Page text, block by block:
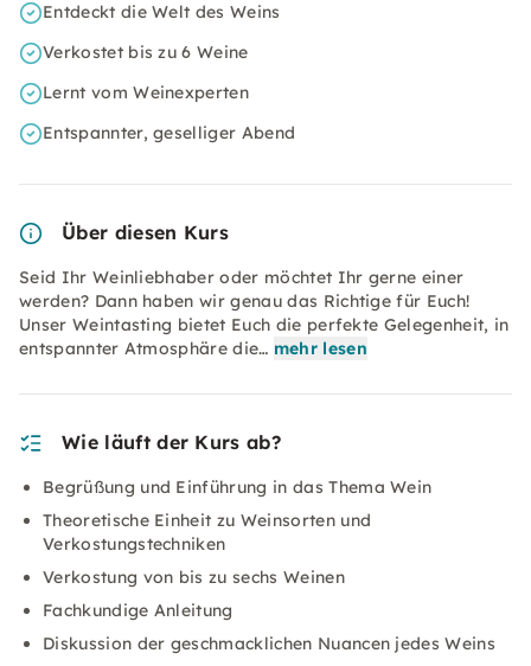
Entdeckt die Welt des Weins
Verkostet bis zu 6 Weine
Lernt vom Weinexperten
Entspannter, geselliger Abend
Über diesen Kurs
Seid Ihr Weinliebhaber oder möchtet Ihr gerne einer
werden? Dann haben wir genau das Richtige für Euch!
Unser Weintasting bietet Euch die perfekte Gelegenheit, in
entspannter Atmosphäre die… mehr lesen
Wie läuft der Kurs ab?
Begrüßung und Einführung in das Thema Wein
Theoretische Einheit zu Weinsorten und
Verkostungstechniken
Verkostung von bis zu sechs Weinen
Fachkundige Anleitung
Diskussion der geschmacklichen Nuancen jedes Weins